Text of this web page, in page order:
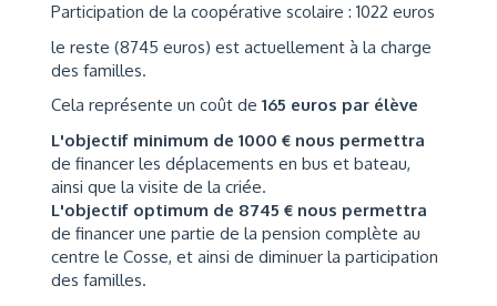
Participation de la coopérative scolaire : 1022 euros
le reste (8745 euros) est actuellement à la charge
des familles.
Cela représente un coût de 165 euros par élève
L'objectif minimum de 1000 € nous permettra
de financer les déplacements en bus et bateau,
ainsi que la visite de la criée.
L'objectif optimum de 8745 € nous permettra
de financer une partie de la pension complète au
centre le Cosse, et ainsi de diminuer la participation
des familles.